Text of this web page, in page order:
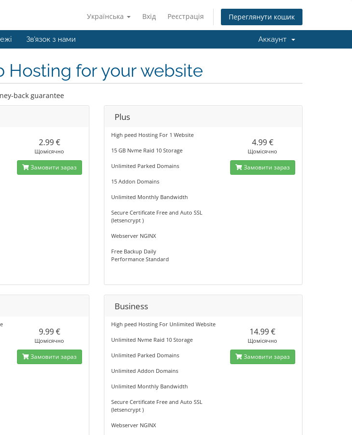
Українська Вхід Реєстрація Переглянути кошик
Зв'язок з нами Аккаунт
Hosting for your website
back guarantee
2.99 €
Щомісячно
Замовити зараз
Plus
High peed Hosting For 1 Website
15 GB Nvme Raid 10 Storage
Unlimited Parked Domains
15 Addon Domains
Unlimited Monthly Bandwidth
Secure Certificate Free and Auto SSL
(letsencrypt )
Webserver NGINX
Free Backup Daily
Performance Standard
4.99 €
Щомісячно
Замовити зараз
9.99 €
Щомісячно
Замовити зараз
Business
High peed Hosting For Unlimited Website
Unlimited Nvme Raid 10 Storage
Unlimited Parked Domains
Unlimited Addon Domains
Unlimited Monthly Bandwidth
Secure Certificate Free and Auto SSL
(letsencrypt )
Webserver NGINX
14.99 €
Щомісячно
Замовити зараз